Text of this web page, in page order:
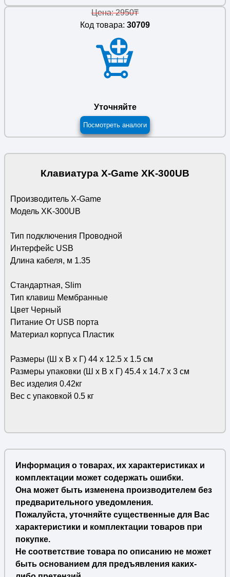
Цена: 2950₸
Код товара: 30709
Уточняйте
Посмотреть аналоги
Клавиатура X-Game XK-300UB
Производитель X-Game
Модель XK-300UB
Тип подключения Проводной
Интерфейс USB
Длина кабеля, м 1.35
Стандартная, Slim
Тип клавиш Мембранные
Цвет Черный
Питание От USB порта
Материал корпуса Пластик
Размеры (Ш х В х Г) 44 х 12.5 х 1.5 см
Размеры упаковки (Ш х В х Г) 45.4 х 14.7 х 3 см
Вес изделия 0.42кг
Вес с упаковкой 0.5 кг
Информация о товарах, их характеристиках и
комплектации может содержать ошибки.
Она может быть изменена производителем без
предварительного уведомления.
Пожалуйста, уточняйте существенные для Вас
характеристики и комплектации товаров при
покупке.
Не соответствие товара по описанию не может
быть основанием для предъявления каких-